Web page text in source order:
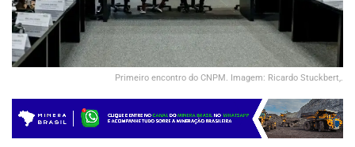
Primeiro encontro do CNPM. Imagem: Ricardo Stuckbert,.